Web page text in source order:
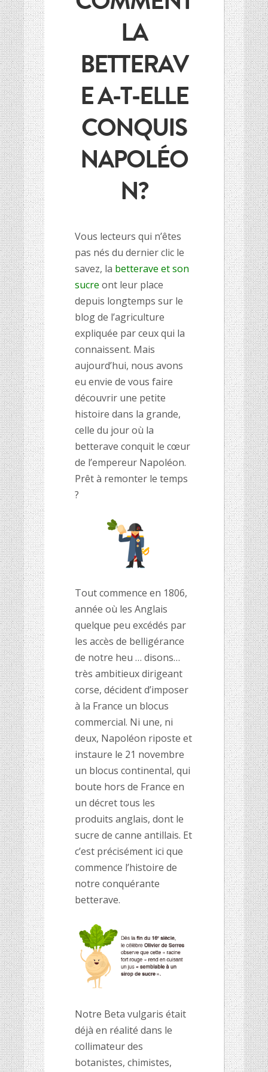
HISTOIRE DES CULTURES
L’association
Et si on parlait un peu d’agriculture ?
Inscriptions newsletter, questions…
Mentions Légales
Google+
HISTOIRE DES CULTURES
Et si on parlait un peu d’agriculture ?
Inscriptions newsletter, questions…
Mentions Légales
Google+
LA
BETTERAV
E A-T-ELLE
CONQUIS
NAPOLÉO
N?
Vous lecteurs qui n’êtes
pas nés du dernier clic le
savez, la betterave et son
sucre ont leur place
depuis longtemps sur le
blog de l’agriculture
expliquée par ceux qui la
connaissent. Mais
aujourd’hui, nous avons
eu envie de vous faire
découvrir une petite
histoire dans la grande,
celle du jour où la
betterave conquit le cœur
de l’empereur Napoléon.
Prêt à remonter le temps
?
Tout commence en 1806,
année où les Anglais
quelque peu excédés par
les accès de belligérance
de notre heu … disons…
très ambitieux dirigeant
corse, décident d’imposer
à la France un blocus
commercial. Ni une, ni
deux, Napoléon riposte et
instaure le 21 novembre
un blocus continental, qui
boute hors de France en
un décret tous les
produits anglais, dont le
sucre de canne antillais. Et
c’est précisément ici que
commence l’histoire de
notre conquérante
betterave.
Notre Beta vulgaris était
déjà en réalité dans le
collimateur des
botanistes, chimistes,